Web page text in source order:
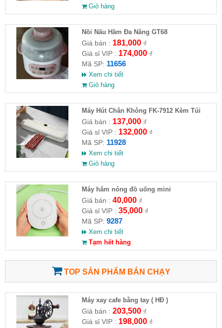
Giỏ hàng
Nồi Nấu Hầm Đa Năng GT68
Giá bán : 181,000₫
Giá sỉ VIP : 174,000₫
Mã SP: 11656
Xem chi tiết
Giỏ hàng
Máy Hút Chân Không FK-7912 Kèm Túi
Giá bán : 137,000₫
Giá sỉ VIP : 132,000₫
Mã SP: 11928
Xem chi tiết
Giỏ hàng
Máy hâm nóng đồ uống mini
16.5x12x2.8cm
Giá bán : 40,000₫
Giá sỉ VIP : 35,000₫
Mã SP: 9287
Xem chi tiết
Tạm hết hàng
TOP SẢN PHẨM BÁN CHẠY
Máy xay cafe bằng tay ( HĐ )
Giá bán : 203,500₫
Giá sỉ VIP : 198,000₫